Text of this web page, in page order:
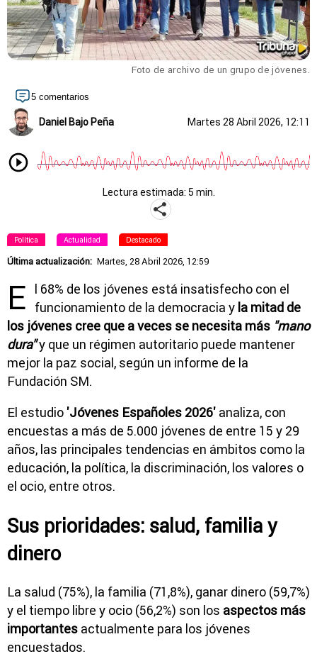
Foto de archivo de un grupo de jóvenes.
5 comentarios
Daniel Bajo Peña Martes 28 Abril 2026, 12:11
Lectura estimada: 5 min.
Política Actualidad Destacado
Última actualización: Martes, 28 Abril 2026, 12:59
E
l 68% de los jóvenes está insatisfecho con el
funcionamiento de la democracia y la mitad de
los jóvenes cree que a veces se necesita más "mano
dura"y que un régimen autoritario puede mantener
mejor la paz social, según un informe de la
Fundación SM.
El estudio 'Jóvenes Españoles 2026' analiza, con
encuestas a más de 5.000 jóvenes de entre 15 y 29
años, las principales tendencias en ámbitos como la
educación, la política, la discriminación, los valores o
el ocio, entre otros.
Sus prioridades: salud, familia y
dinero
La salud (75%), la familia (71,8%), ganar dinero (59,7%)
y el tiempo libre y ocio (56,2%) son los aspectos más
importantes actualmente para los jóvenes
encuestados.